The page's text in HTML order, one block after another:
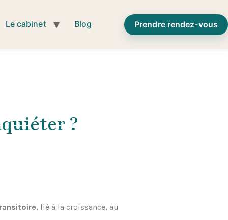
Le cabinet Blog Prendre rendez-vous
?
, lié à la croissance, au